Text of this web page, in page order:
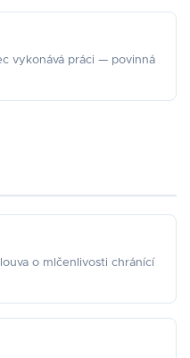
vykonává práci — povinná
o mlčenlivosti chránící